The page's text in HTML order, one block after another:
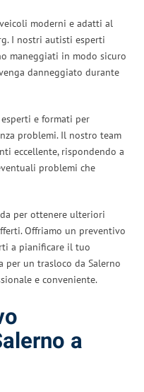
moderni e adatti al
I nostri autisti esperti
maneggiati in modo sicuro
danneggiato durante
e formati per
problemi. Il nostro team
eccellente, rispondendo a
problemi che
per ottenere ulteriori
Offriamo un preventivo
a pianificare il tuo
per un trasloco da Salerno
e conveniente.
a